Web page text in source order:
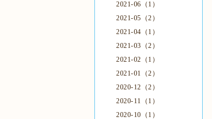
2021-06（1）
2021-05（2）
2021-04（1）
2021-03（2）
2021-02（1）
2021-01（2）
2020-12（2）
2020-11（1）
2020-10（1）